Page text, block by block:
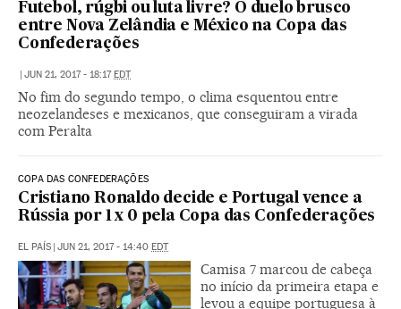
Futebol, rúgbi ou luta livre? O duelo brusco
entre Nova Zelândia e México na Copa das
Confederações
| JUN 21, 2017 - 18:17EDT
No fim do segundo tempo, o clima esquentou entre
neozelandeses e mexicanos, que conseguiram a virada
com Peralta
COPA DAS CONFEDERAÇÕES
Cristiano Ronaldo decide e Portugal vence a
Rússia por 1 x 0 pela Copa das Confederações
EL PAÍS | JUN 21, 2017 - 14:40 EDT
Camisa 7 marcou de cabeça
no início da primeira etapa e
levou a equipe portuguesa à